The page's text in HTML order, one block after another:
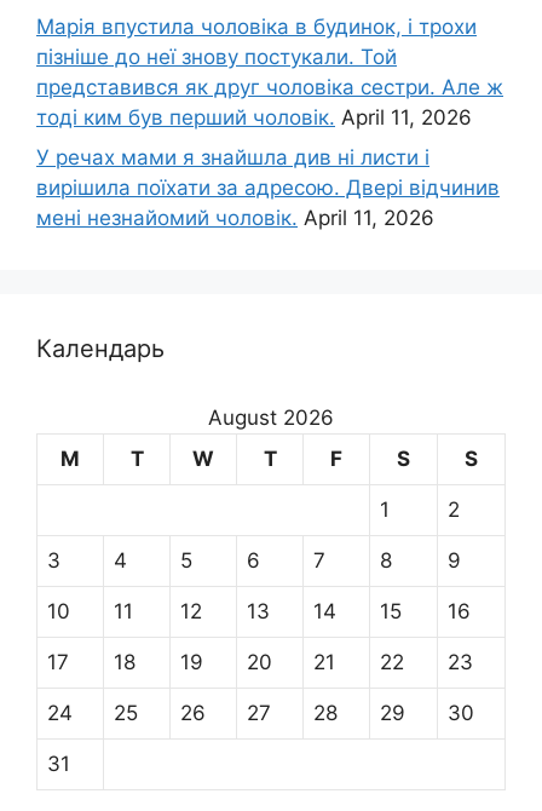
Марія впустила чоловіка в будинок, і трохи
пізніше до неї знову постукали. Той
представився як друг чоловіка сестри. Але ж
тоді ким був перший чоловік. April 11, 2026
У речах мами я знайшла див ні листи і
вирішила поїхати за адресою. Двері відчинив
мені незнайомий чоловік. April 11, 2026
Календарь
August 2026
M
T W T F S S
1 2
3 4 5 6 7 8 9
10 11 12 13 14 15 16
17 18 19 20 21 22 23
24 25 26 27 28 29 30
31